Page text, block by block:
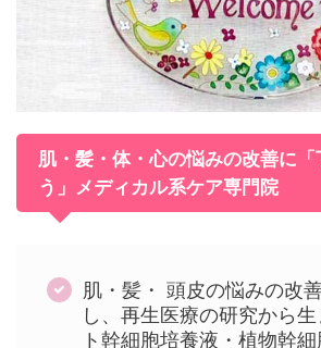
肌・髪・体・心の悩みの改善に
う」メディカル系ケア専門院
肌・髪・ 頭皮の悩みの改
し、再生医療の研究から
ト幹細胞培養液・植物幹細